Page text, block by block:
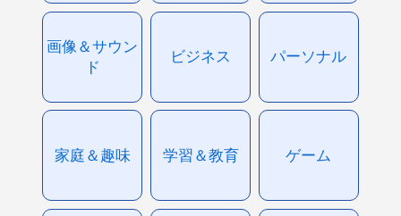
画像＆サウン
ド
ビジネス パーソナル
家庭＆趣味 学習＆教育 ゲーム